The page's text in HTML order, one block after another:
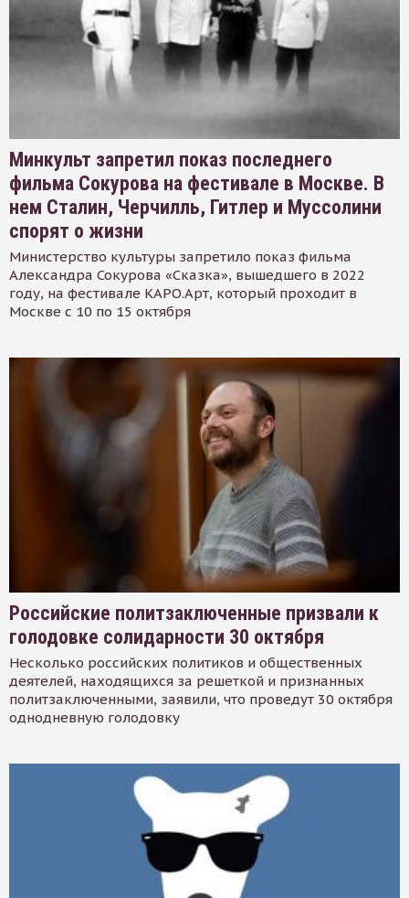
Минкульт запретил показ последнего
фильма Сокурова на фестивале в Москве. В
нем Сталин, Черчилль, Гитлер и Муссолини
спорят о жизни
Министерство культуры запретило показ фильма
Александра Сокурова «Сказка», вышедшего в 2022
году, на фестивале КАРО.Арт, который проходит в
Москве с 10 по 15 октября
Российские политзаключенные призвали к
голодовке солидарности 30 октября
Несколько российских политиков и общественных
деятелей, находящихся за решеткой и признанных
политзаключенными, заявили, что проведут 30 октября
однодневную голодовку